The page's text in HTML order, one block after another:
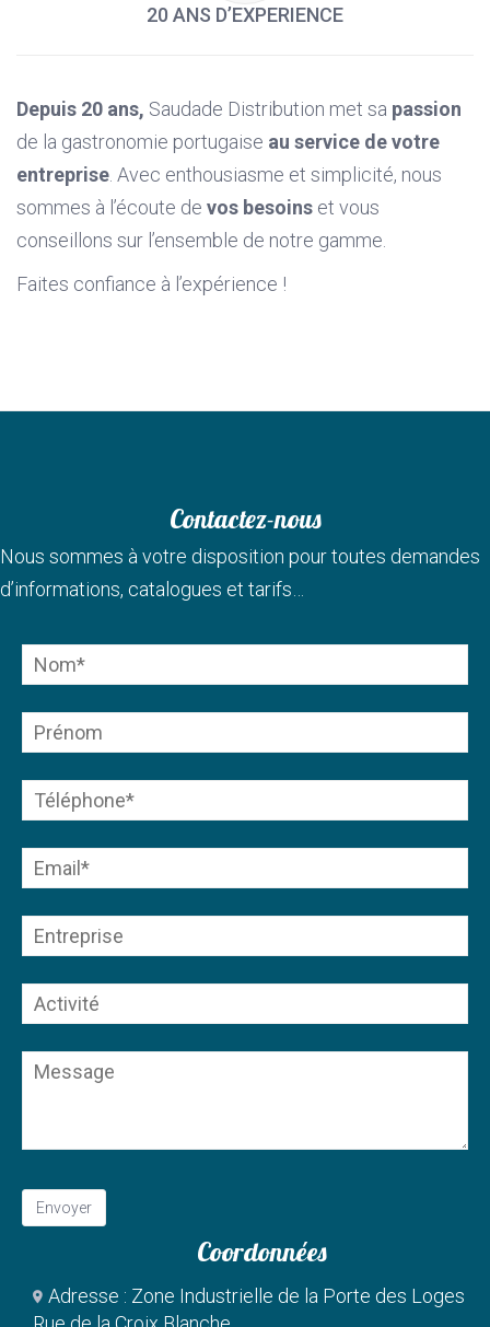
20 ANS D’EXPERIENCE
Depuis 20 ans, Saudade Distribution met sa passion
de la gastronomie portugaise au service de votre
entreprise. Avec enthousiasme et simplicité, nous
sommes à l’écoute de vos besoins et vous
conseillons sur l’ensemble de notre gamme.
Faites confiance à l’expérience !
Contactez-nous
Nous sommes à votre disposition pour toutes demandes
d’informations, catalogues et tarifs…
Coordonnées
Adresse : Zone Industrielle de la Porte des Loges